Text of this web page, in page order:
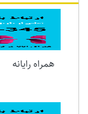
همراه رایانه